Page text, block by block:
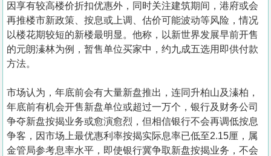
因享有较高楼价折扣优惠外，同时关注建筑期间，港府或会
再推楼市新政策、按息或上调、估价可能波动等风险，情况
以楼花期较短的新楼最明显。他称，以新世界发展早前开售
的元朗溱林为例，暂售单位买家中，约九成五选用即供付款
方法。
市场认为，年底前会有大量新盘推出，连同升柏山及溱柏，
年底前有机会开售新盘单位或超过一万个，银行及财务公司
争夺新盘按揭业务或愈演愈烈，但相信银行不会再调低按息
争客，因市场上最优惠利率按揭实际息率已低至2.15厘，属
金管局参考息率水平，即使银行冀争取新盘按揭业务，不会